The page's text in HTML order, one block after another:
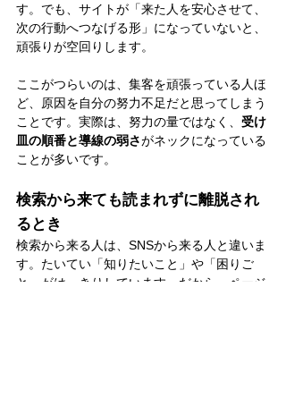
す。でも、サイトが「来た人を安心させて、
次の行動へつなげる形」になっていないと、
頑張りが空回りします。
ここがつらいのは、集客を頑張っている人ほ
ど、原因を自分の努力不足だと思ってしまう
ことです。実際は、努力の量ではなく、 受け
皿の順番と導線の弱さがネックになっている
ことが多いです。
検索から来ても読まれずに離脱され
るとき
検索から来る人は、SNSから来る人と違いま
す。たいてい「知りたいこと」や「困りご
と」がはっきりしています。だから、ページ